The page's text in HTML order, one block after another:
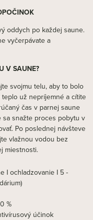
oddych po každej saune.
vyčerpávate a
V SAUNE?
svojmu telu, aby to bolo
teplo už nepríjemné a cítite
čas v parnej saune
sa snažte proces pobytu v
Po poslednej návšteve
vlažnou vodou bez
miestnosti.
I ochladzovanie I 5 -
%
účinok